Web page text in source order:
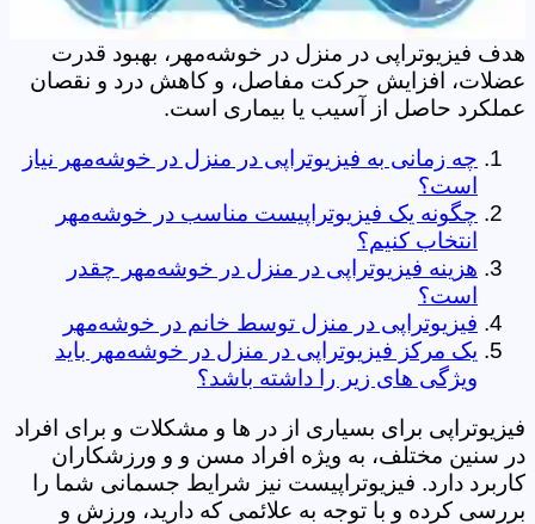
هدف فیزیوتراپی در منزل در خوشه‌مهر، بهبود قدرت
عضلات، افزایش حرکت مفاصل، و کاهش درد و نقصان
عملکرد حاصل از آسیب یا بیماری است.
چه زمانی به فیزیوتراپی در منزل در خوشه‌مهر نیاز
است؟
چگونه یک فیزیوتراپیست مناسب در خوشه‌مهر
انتخاب کنیم؟
هزینه فیزیوتراپی در منزل در خوشه‌مهر چقدر
است؟
فیزیوتراپی در منزل توسط خانم در خوشه‌مهر
یک مرکز فیزیوتراپی در منزل در خوشه‌مهر باید
ویژگی های زیر را داشته باشد؟
فیزیوتراپی برای بسیاری از در ها و مشکلات و برای افراد
در سنین مختلف، به ویژه افراد مسن و و ورزشکاران
کاربرد دارد. فیزیوتراپیست نیز شرایط جسمانی شما را
بررسی کرده و با توجه به علائمی که دارید، ورزش و